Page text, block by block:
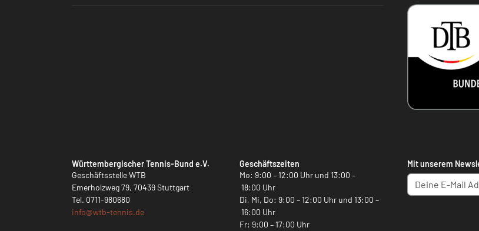
Württembergischer Tennis-Bund e.V.
Geschäftsstelle WTB
Emerholzweg 79, 70439 Stuttgart
Tel. 0711-980680
info@wtb-tennis.de
Geschäftszeiten
Mo: 9:00 – 12:00 Uhr und 13:00 –
18:00 Uhr
Di, Mi, Do: 9:00 – 12:00 Uhr und 13:00 –
16:00 Uhr
Fr: 9:00 – 17:00 Uhr
Mit unserem